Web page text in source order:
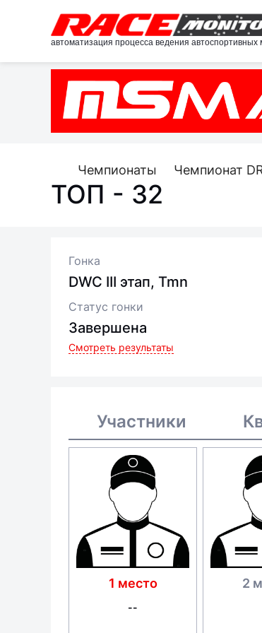
автоматизация процесса ведения автоспортивных
Чемпионаты Чемпионат
ТОП - 32
Гонка
DWC III этап, Tmn
Статус гонки
Завершена
Смотреть результаты
Участники
1 место
--
2